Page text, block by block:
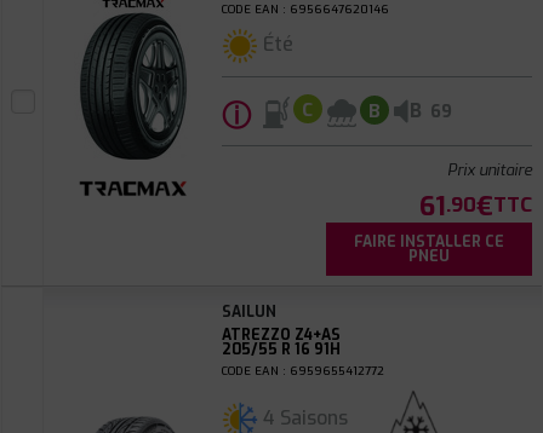
CODE EAN : 6956647620146
Été
ⓘ C B B 69
Prix unitaire
61.90€TTC
FAIRE INSTALLER CE
PNEU
SAILUN
ATREZZO Z4+AS
205/55 R 16 91H
CODE EAN : 6959655412772
4 Saisons